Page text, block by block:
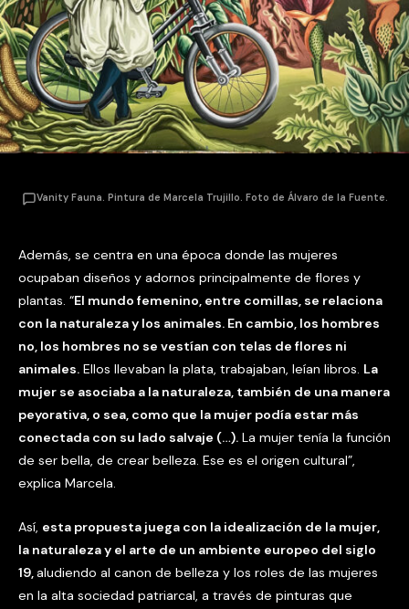
Vanity Fauna. Pintura de Marcela Trujillo. Foto de Álvaro de la Fuente.
Además, se centra en una época donde las mujeres
ocupaban diseños y adornos principalmente de flores y
plantas. “El mundo femenino, entre comillas, se relaciona
con la naturaleza y los animales. En cambio, los hombres
no, los hombres no se vestían con telas de flores ni
animales. Ellos llevaban la plata, trabajaban, leían libros. La
mujer se asociaba a la naturaleza, también de una manera
peyorativa, o sea, como que la mujer podía estar más
conectada con su lado salvaje (…). La mujer tenía la función
de ser bella, de crear belleza. Ese es el origen cultural”,
explica Marcela.
Así, esta propuesta juega con la idealización de la mujer,
la naturaleza y el arte de un ambiente europeo del siglo
19,aludiendo al canon de belleza y los roles de las mujeres
en la alta sociedad patriarcal, a través de pinturas que